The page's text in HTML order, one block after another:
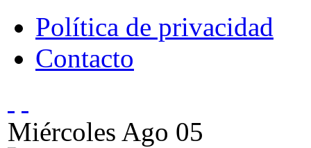
Política de privacidad
Contacto
Miércoles Ago 05